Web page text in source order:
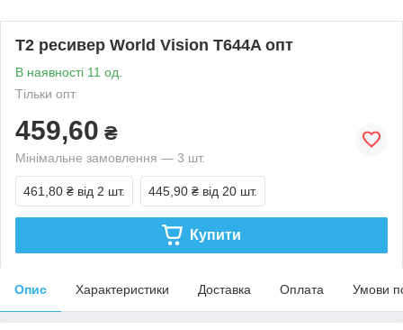
Т2 ресивер World Vision T644A опт
В наявності 11 од.
Тільки опт
459,60 ₴
Мінімальне замовлення — 3 шт.
461,80 ₴ від 2 шт. 445,90 ₴ від 20 шт.
Купити
Опис Характеристики Доставка Оплата Умови